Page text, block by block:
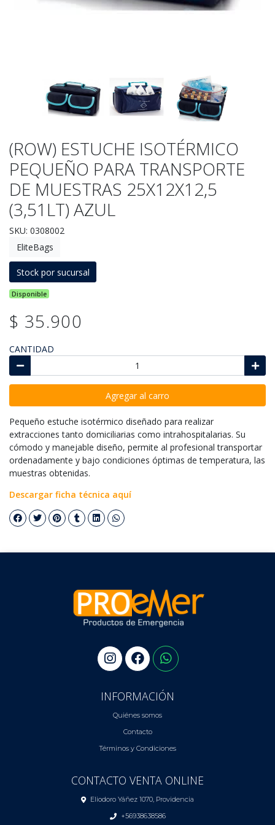
(ROW) ESTUCHE ISOTÉRMICO
PEQUEÑO PARA TRANSPORTE
DE MUESTRAS 25X12X12,5
(3,51LT) AZUL
SKU: 0308002
EliteBags
Stock por sucursal
Disponible
$ 35.900
CANTIDAD
Agregar al carro
Pequeño estuche isotérmico diseñado para realizar
extracciones tanto domiciliarias como intrahospitalarias. Su
cómodo y manejable diseño, permite al profesional transportar
ordenadamente y bajo condiciones óptimas de temperatura, las
muestras obtenidas.
Descargar ficha técnica aquí
INFORMACIÓN
Quiénes somos
Contacto
Términos y Condiciones
CONTACTO VENTA ONLINE
Eliodoro Yáñez 1070, Providencia
+56938638586